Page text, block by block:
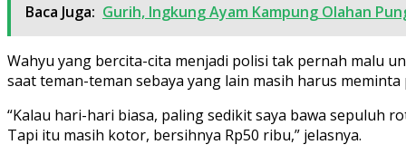
Baca Juga: Gurih, Ingkung Ayam Kampung Olahan
Wahyu yang bercita-cita menjadi polisi tak pernah malu
saat teman-teman sebaya yang lain masih harus
“Kalau hari-hari biasa, paling sedikit saya bawa sepuluh
Tapi itu masih kotor, bersihnya Rp50 ribu,” jelasnya.